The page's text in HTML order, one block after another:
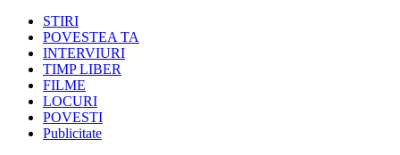
STIRI
POVESTEA TA
INTERVIURI
TIMP LIBER
FILME
LOCURI
POVESTI
Publicitate